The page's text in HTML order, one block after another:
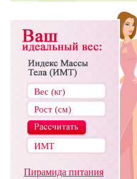
Пирамида питания